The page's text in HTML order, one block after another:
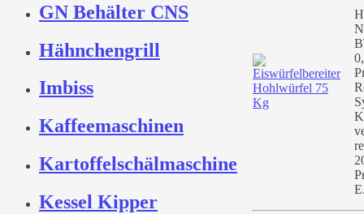
GN Behälter CNS
Hähnchengrill
Imbiss
Kaffeemaschinen
Kartoffelschälmaschine
Kessel Kipper